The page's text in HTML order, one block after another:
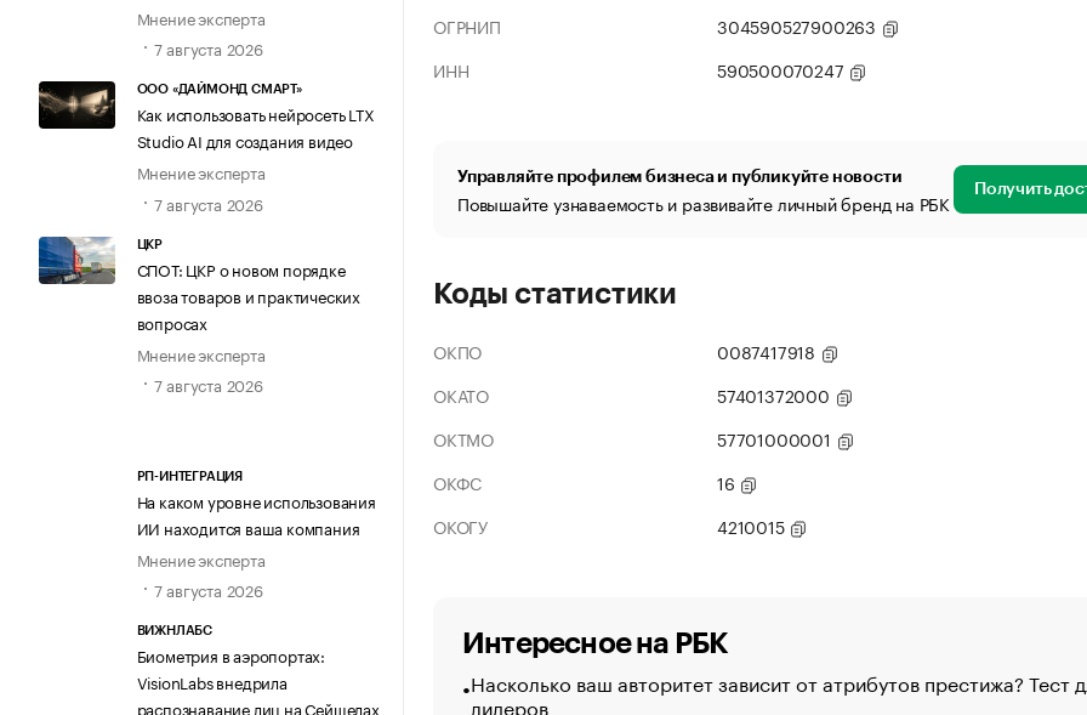
Мнение эксперта
7 августа 2026
ООО «ДАЙМОНД СМАРТ»
Как использовать нейросеть LTX
Studio AI для создания видео
Мнение эксперта
7 августа 2026
ЦКР
СПОТ: ЦКР о новом порядке
ввоза товаров и практических
вопросах
Мнение эксперта
7 августа 2026
РП-ИНТЕГРАЦИЯ
На каком уровне использования
ИИ находится ваша компания
Мнение эксперта
7 августа 2026
ВИЖНЛАБС
Биометрия в аэропортах:
VisionLabs внедрила
распознавание лиц на Сейшелах
ОГРНИП
304590527900263
ИНН
590500070247
Управляйте профилем бизнеса и публикуйте новости
Повышайте узнаваемость и развивайте личный бренд на РБК Получить
Коды статистики
ОКПО
0087417918
ОКАТО
57401372000
ОКТМО
57701000001
ОКФС
16
ОКОГУ
4210015
Интересное на РБК
Насколько ваш авторитет зависит от атрибутов престижа? Тест
лидеров